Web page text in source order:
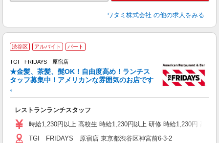
ワタミ株式会社 の他の求人をみる
渋谷区 アルバイト パート
TGI FRIDAYS 原宿店
★金髪、茶髪、髭OK！自由度高め！ランチス
タッフ募集中！アメリカンな雰囲気のお店です
。
レストランランチスタッフ
時給1,230円以上 高校生 時給1,230円以上 研修 時給1,230円 高
TGI FRIDAYS 原宿店 東京都渋谷区神宮前6-3-2